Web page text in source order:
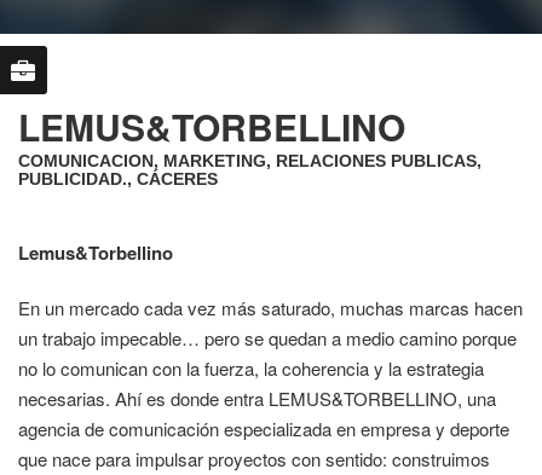
LEMUS&TORBELLINO
COMUNICACION, MARKETING, RELACIONES PUBLICAS,
PUBLICIDAD., CÁCERES
Lemus&Torbellino
En un mercado cada vez más saturado, muchas marcas hacen
un trabajo impecable… pero se quedan a medio camino porque
no lo comunican con la fuerza, la coherencia y la estrategia
necesarias. Ahí es donde entra LEMUS&TORBELLINO, una
agencia de comunicación especializada en empresa y deporte
que nace para impulsar proyectos con sentido: construimos